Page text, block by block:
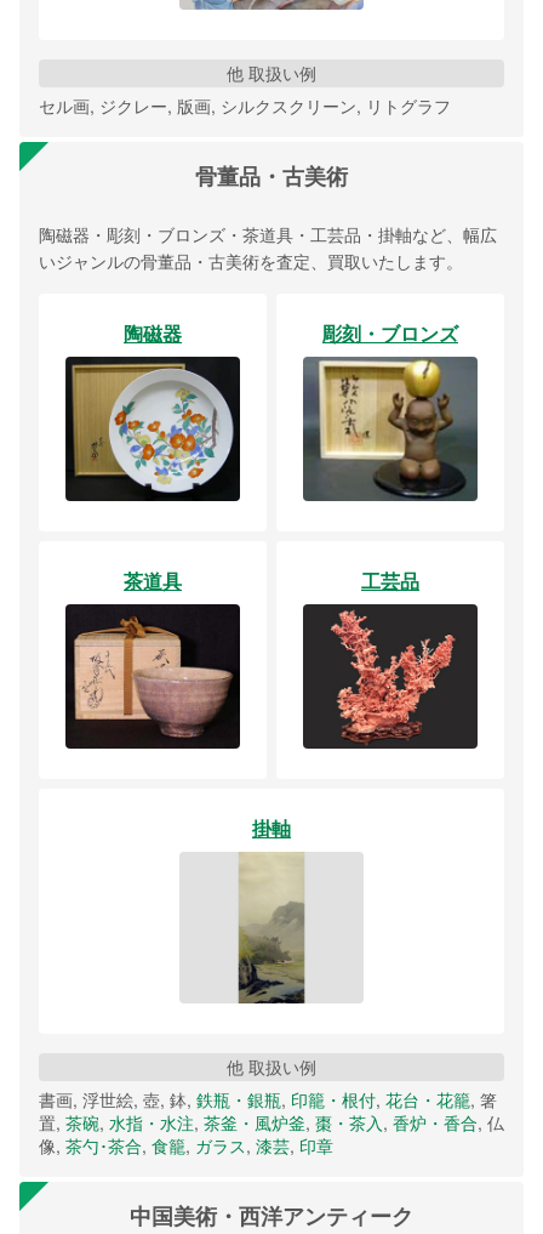
他 取扱い例
セル画, ジクレー, 版画, シルクスクリーン, リトグラフ
骨董品・古美術
陶磁器・彫刻・ブロンズ・茶道具・工芸品・掛軸など、幅広
いジャンルの骨董品・古美術を査定、買取いたします。
陶磁器 彫刻・ブロンズ
茶道具 工芸品
掛軸
他 取扱い例
書画, 浮世絵, 壺, 鉢, 鉄瓶・銀瓶, 印籠・根付, 花台・花籠, 箸
置, 茶碗, 水指・水注, 茶釜・風炉釜, 棗・茶入, 香炉・香合, 仏
像, 茶勺･茶合, 食籠, ガラス, 漆芸, 印章
中国美術・西洋アンティーク